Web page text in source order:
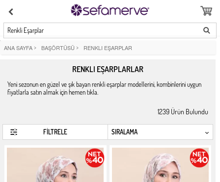
Renkli Eşarplar
ANA SAYFA > BAŞÖRTÜSÜ > RENKLI EŞARPLAR
RENKLI EŞARPLARLAR
Yeni sezonun en güzel ve şık bayan renkli eşarplar modellerini, kombinlerini uygun
fiyatlarla satın almak için hemen tıkla.
1239 Ürün Bulundu
FİLTRELE